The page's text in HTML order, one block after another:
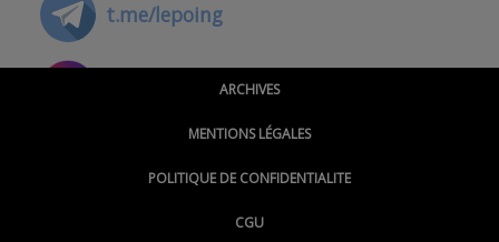
t.me/lepoing
@montpellierpoinginfo
@LePoingMontpellier
ARCHIVES
MENTIONS LÉGALES
POLITIQUE DE CONFIDENTIALITE
CGU